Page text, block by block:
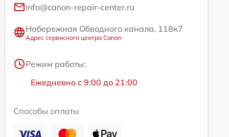
info@canon-repair-center.ru
Набережная Обводного канала, 118к7
Адрес сервисного центра Canon
Режим работы:
Ежедневно с 9:00 до 21:00
Способы оплаты